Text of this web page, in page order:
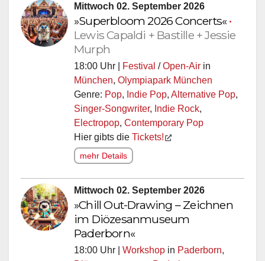
Mittwoch 02. September 2026
»Superbloom 2026 Concerts«•
Lewis Capaldi + Bastille + Jessie
Murph
18:00 Uhr | Festival / Open-Air in
München, Olympiapark München
Genre: Pop, Indie Pop, Alternative Pop,
Singer-Songwriter, Indie Rock,
Electropop, Contemporary Pop
Hier gibts die Tickets!
mehr Details
Mittwoch 02. September 2026
»Chill Out-Drawing – Zeichnen
im Diözesanmuseum
Paderborn«
18:00 Uhr | Workshop in Paderborn,